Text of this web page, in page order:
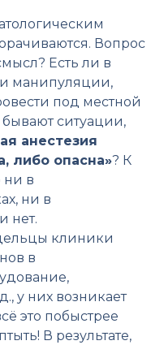
Вопрос
Есть ли в
манипуляции,
под местной
бывают ситуации,
анестезия
либо опасна»? К
ни в
ни в
нет.
клиники
в
у них возникает
это побыстрее
В результате,